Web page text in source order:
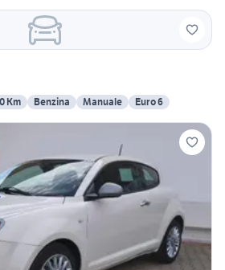
Km Benzina Manuale Euro 6